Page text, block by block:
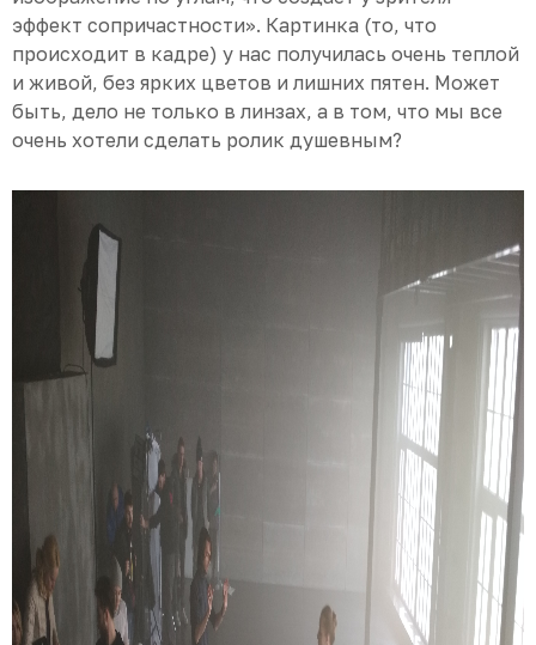
эффект сопричастности». Картинка (то, что
происходит в кадре) у нас получилась очень теплой
и живой, без ярких цветов и лишних пятен. Может
быть, дело не только в линзах, а в том, что мы все
очень хотели сделать ролик душевным?